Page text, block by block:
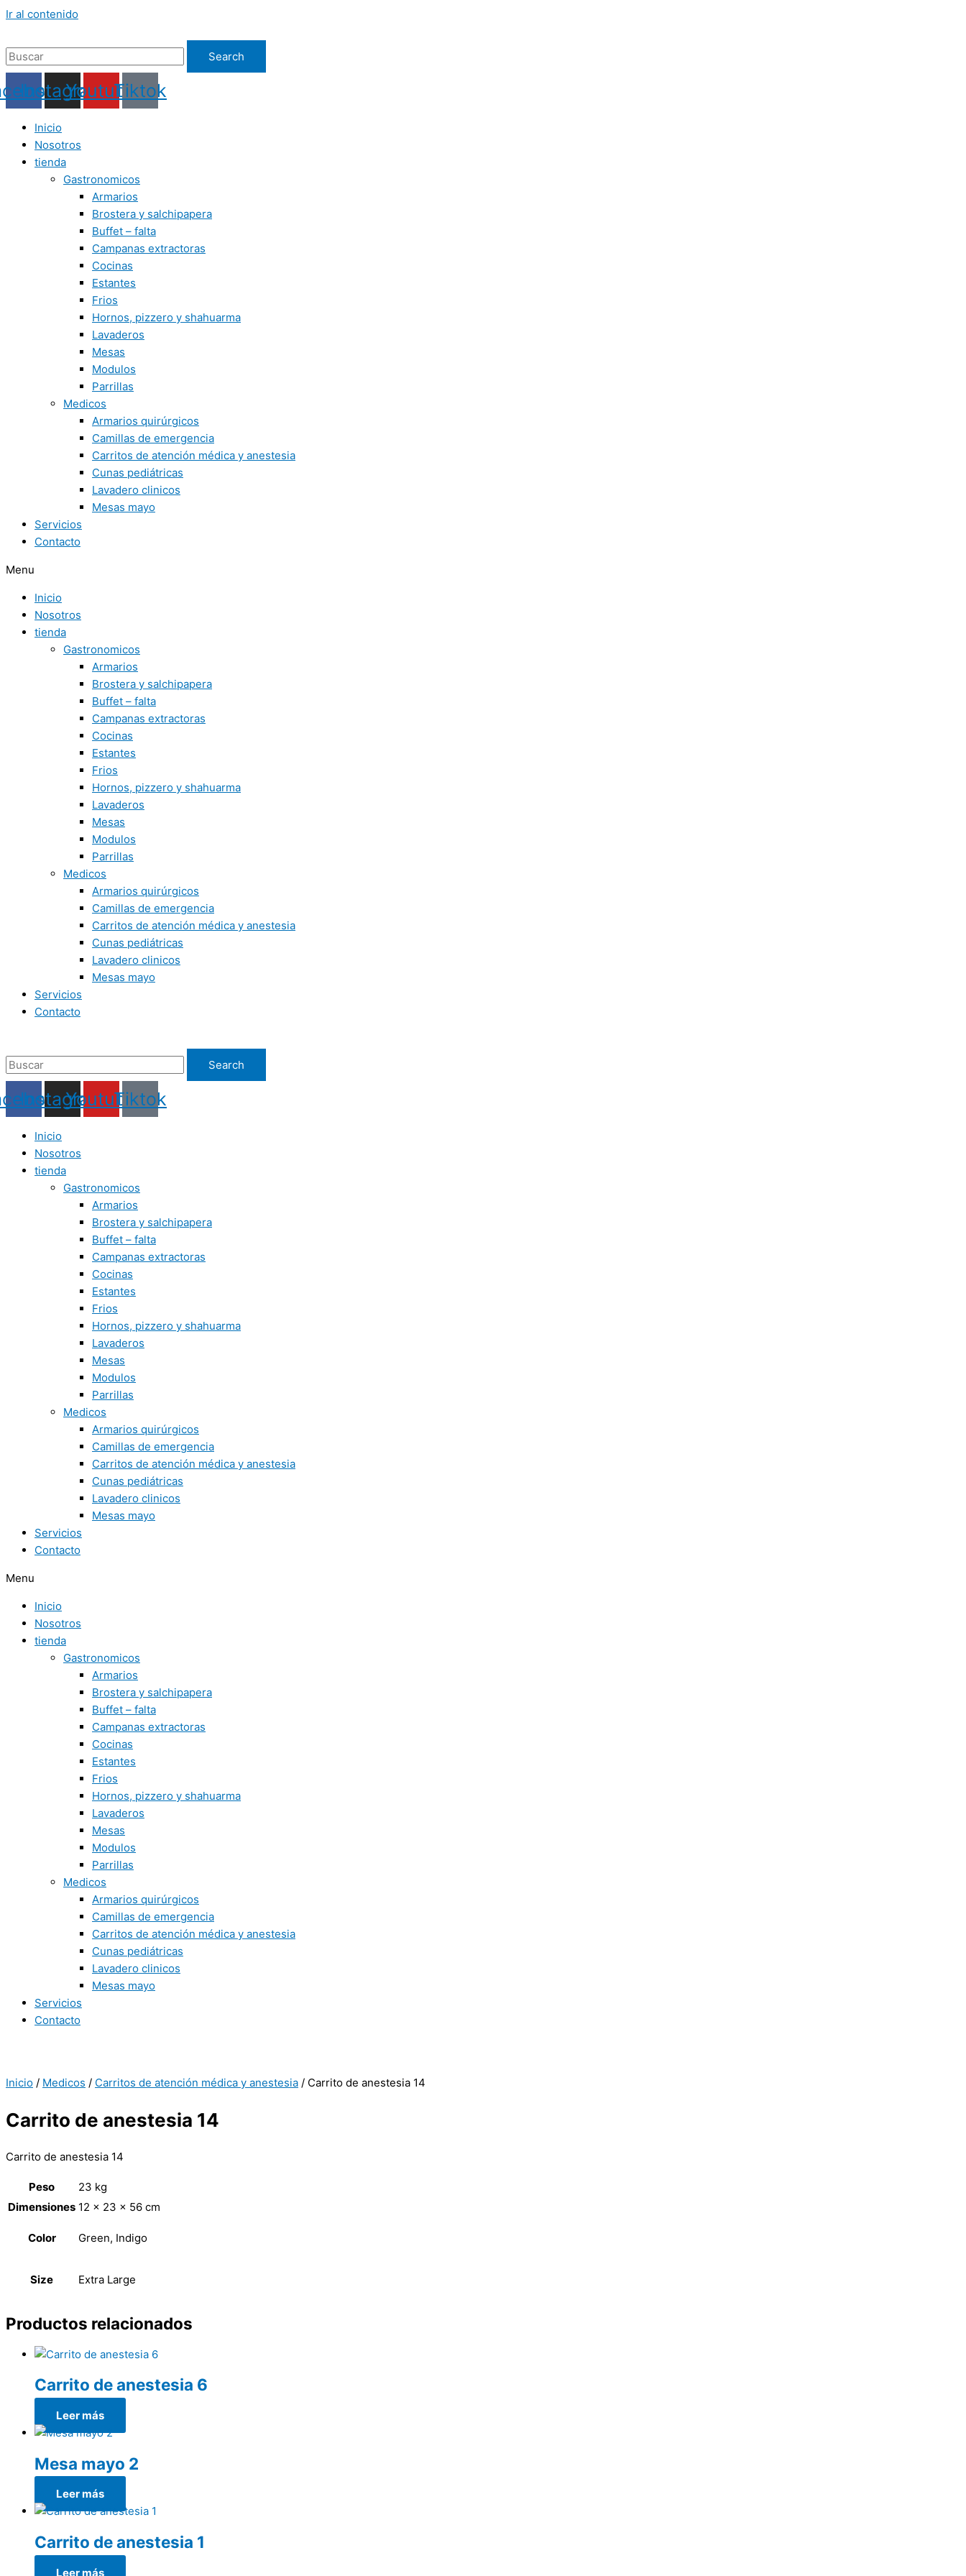
Ir al contenido
Search
Instagram
YoutubeTiktok
Inicio
Nosotros
tienda
Gastronomicos
Armarios
Brostera y salchipapera
Buffet – falta
Campanas extractoras
Cocinas
Estantes
Frios
Hornos, pizzero y shahuarma
Lavaderos
Mesas
Modulos
Parrillas
Medicos
Armarios quirúrgicos
Camillas de emergencia
Carritos de atención médica y anestesia
Cunas pediátricas
Lavadero clinicos
Mesas mayo
Servicios
Contacto
Menu
Inicio
Nosotros
tienda
Gastronomicos
Armarios
Brostera y salchipapera
Buffet – falta
Campanas extractoras
Cocinas
Estantes
Frios
Hornos, pizzero y shahuarma
Lavaderos
Mesas
Modulos
Parrillas
Medicos
Armarios quirúrgicos
Camillas de emergencia
Carritos de atención médica y anestesia
Cunas pediátricas
Lavadero clinicos
Mesas mayo
Servicios
Contacto
Search
Instagram
YoutubeTiktok
Inicio
Nosotros
tienda
Gastronomicos
Armarios
Brostera y salchipapera
Buffet – falta
Campanas extractoras
Cocinas
Estantes
Frios
Hornos, pizzero y shahuarma
Lavaderos
Mesas
Modulos
Parrillas
Medicos
Armarios quirúrgicos
Camillas de emergencia
Carritos de atención médica y anestesia
Cunas pediátricas
Lavadero clinicos
Mesas mayo
Servicios
Contacto
Menu
Inicio
Nosotros
tienda
Gastronomicos
Armarios
Brostera y salchipapera
Buffet – falta
Campanas extractoras
Cocinas
Estantes
Frios
Hornos, pizzero y shahuarma
Lavaderos
Mesas
Modulos
Parrillas
Medicos
Armarios quirúrgicos
Camillas de emergencia
Carritos de atención médica y anestesia
Cunas pediátricas
Lavadero clinicos
Mesas mayo
Servicios
Contacto
Inicio / Medicos / Carritos de atención médica y anestesia / Carrito de anestesia 14
Carrito de anestesia 14
Carrito de anestesia 14
Peso
23 kg
Dimensiones 12 × 23 × 56 cm
Color Green, Indigo
Size Extra Large
Productos relacionados
Carrito de anestesia 6
Leer más
Mesa mayo 2
Leer más
Carrito de anestesia 1
Leer más